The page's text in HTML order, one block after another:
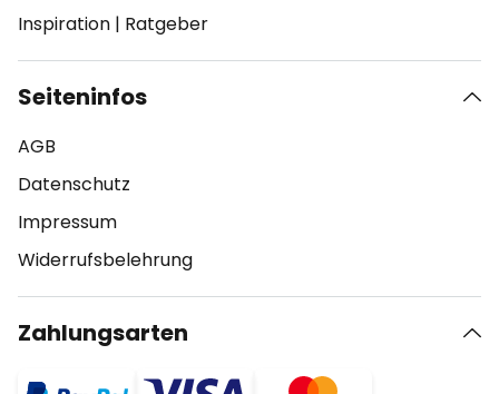
Inspiration | Ratgeber
Seiteninfos
AGB
Datenschutz
Impressum
Widerrufsbelehrung
Zahlungsarten